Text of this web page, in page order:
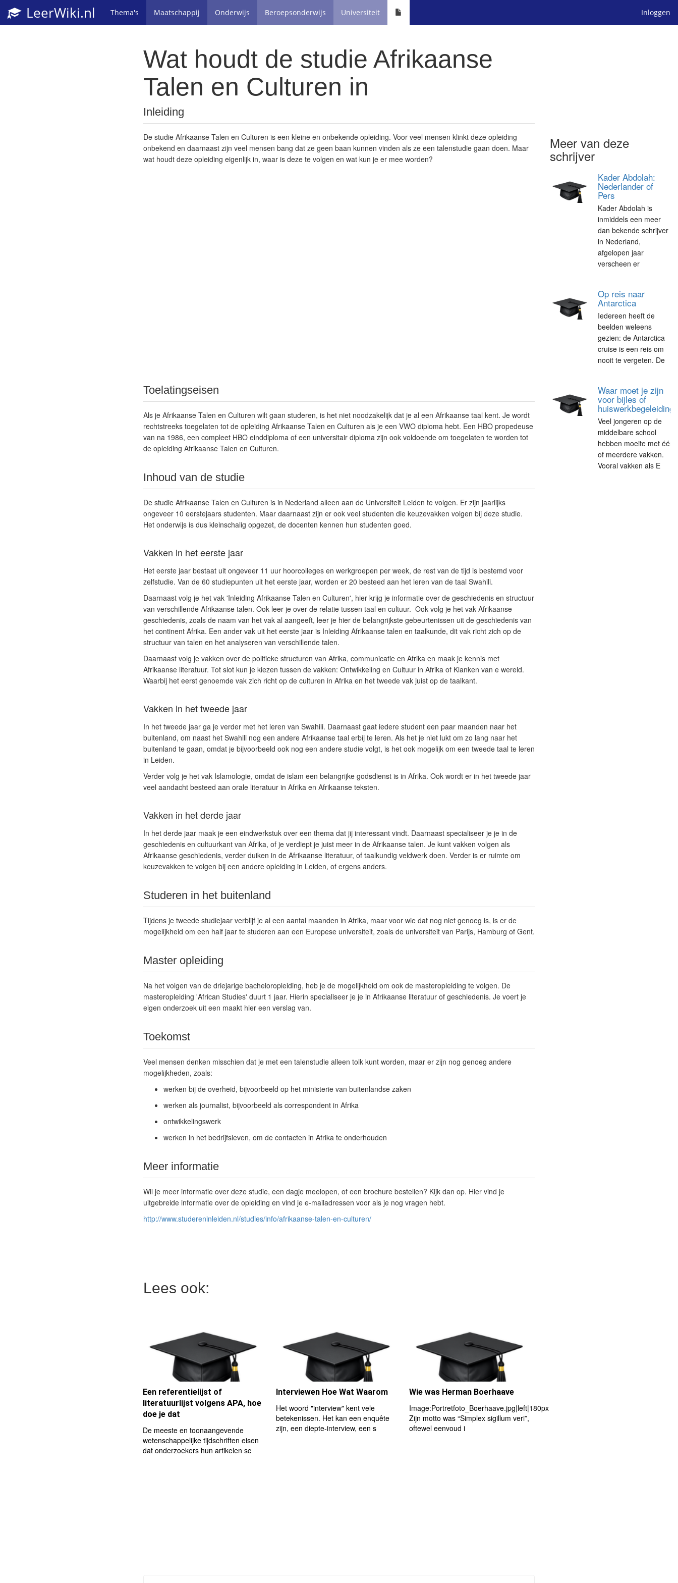
LeerWiki.nl Thema's Maatschappij Onderwijs Beroepsonderwijs Universiteit Inloggen
Wat houdt de studie Afrikaanse
Talen en Culturen in
Inleiding
De studie Afrikaanse Talen en Culturen is een kleine en onbekende opleiding. Voor veel mensen klinkt deze opleiding
onbekend en daarnaast zijn veel mensen bang dat ze geen baan kunnen vinden als ze een talenstudie gaan doen. Maar
wat houdt deze opleiding eigenlijk in, waar is deze te volgen en wat kun je er mee worden?
Toelatingseisen
Als je Afrikaanse Talen en Culturen wilt gaan studeren, is het niet noodzakelijk dat je al een Afrikaanse taal kent. Je wordt
rechtstreeks toegelaten tot de opleiding Afrikaanse Talen en Culturen als je een VWO diploma hebt. Een HBO propedeuse
van na 1986, een compleet HBO einddiploma of een universitair diploma zijn ook voldoende om toegelaten te worden tot
de opleiding Afrikaanse Talen en Culturen.
Inhoud van de studie
De studie Afrikaanse Talen en Culturen is in Nederland alleen aan de Universiteit Leiden te volgen. Er zijn jaarlijks
ongeveer 10 eerstejaars studenten. Maar daarnaast zijn er ook veel studenten die keuzevakken volgen bij deze studie.
Het onderwijs is dus kleinschalig opgezet, de docenten kennen hun studenten goed.
Vakken in het eerste jaar
Het eerste jaar bestaat uit ongeveer 11 uur hoorcolleges en werkgroepen per week, de rest van de tijd is bestemd voor
zelfstudie. Van de 60 studiepunten uit het eerste jaar, worden er 20 besteed aan het leren van de taal Swahili.
Daarnaast volg je het vak 'Inleiding Afrikaanse Talen en Culturen', hier krijg je informatie over de geschiedenis en structuur
van verschillende Afrikaanse talen. Ook leer je over de relatie tussen taal en cultuur. Ook volg je het vak Afrikaanse
geschiedenis, zoals de naam van het vak al aangeeft, leer je hier de belangrijkste gebeurtenissen uit de geschiedenis van
het continent Afrika. Een ander vak uit het eerste jaar is Inleiding Afrikaanse talen en taalkunde, dit vak richt zich op de
structuur van talen en het analyseren van verschillende talen.
Daarnaast volg je vakken over de politieke structuren van Afrika, communicatie en Afrika en maak je kennis met
Afrikaanse literatuur. Tot slot kun je kiezen tussen de vakken: Ontwikkeling en Cultuur in Afrika of Klanken van e wereld.
Waarbij het eerst genoemde vak zich richt op de culturen in Afrika en het tweede vak juist op de taalkant.
Vakken in het tweede jaar
In het tweede jaar ga je verder met het leren van Swahili. Daarnaast gaat iedere student een paar maanden naar het
buitenland, om naast het Swahili nog een andere Afrikaanse taal erbij te leren. Als het je niet lukt om zo lang naar het
buitenland te gaan, omdat je bijvoorbeeld ook nog een andere studie volgt, is het ook mogelijk om een tweede taal te leren
in Leiden.
Verder volg je het vak Islamologie, omdat de islam een belangrijke godsdienst is in Afrika. Ook wordt er in het tweede jaar
veel aandacht besteed aan orale literatuur in Afrika en Afrikaanse teksten.
Vakken in het derde jaar
In het derde jaar maak je een eindwerkstuk over een thema dat jij interessant vindt. Daarnaast specialiseer je je in de
geschiedenis en cultuurkant van Afrika, of je verdiept je juist meer in de Afrikaanse talen. Je kunt vakken volgen als
Afrikaanse geschiedenis, verder duiken in de Afrikaanse literatuur, of taalkundig veldwerk doen. Verder is er ruimte om
keuzevakken te volgen bij een andere opleiding in Leiden, of ergens anders.
Studeren in het buitenland
Tijdens je tweede studiejaar verblijf je al een aantal maanden in Afrika, maar voor wie dat nog niet genoeg is, is er de
mogelijkheid om een half jaar te studeren aan een Europese universiteit, zoals de universiteit van Parijs, Hamburg of Gent.
Master opleiding
Na het volgen van de driejarige bacheloropleiding, heb je de mogelijkheid om ook de masteropleiding te volgen. De
masteropleiding 'African Studies' duurt 1 jaar. Hierin specialiseer je je in Afrikaanse literatuur of geschiedenis. Je voert je
eigen onderzoek uit een maakt hier een verslag van.
Toekomst
Veel mensen denken misschien dat je met een talenstudie alleen tolk kunt worden, maar er zijn nog genoeg andere
mogelijkheden, zoals:
werken bij de overheid, bijvoorbeeld op het ministerie van buitenlandse zaken
werken als journalist, bijvoorbeeld als correspondent in Afrika
ontwikkelingswerk
werken in het bedrijfsleven, om de contacten in Afrika te onderhouden
Meer informatie
Wil je meer informatie over deze studie, een dagje meelopen, of een brochure bestellen? Kijk dan op. Hier vind je
uitgebreide informatie over de opleiding en vind je e-mailadressen voor als je nog vragen hebt.
http://www.studereninleiden.nl/studies/info/afrikaanse-talen-en-culturen/
Lees ook:
Een referentielijst of
literatuurlijst volgens APA, hoe
doe je dat
De meeste en toonaangevende
wetenschappelijke tijdschriften eisen
dat onderzoekers hun artikelen sc
Interviewen Hoe Wat Waarom
Het woord "interview" kent vele
betekenissen. Het kan een enquête
zijn, een diepte-interview, een s
Wie was Herman Boerhaave
Image:Portretfoto_Boerhaave.jpg|left|180px
Zijn motto was “Simplex sigillum veri”,
oftewel eenvoud i
Meer van deze
schrijver
Kader Abdolah:
Nederlander of
Pers
Kader Abdolah is
inmiddels een meer
dan bekende schrijver
in Nederland,
afgelopen jaar
verscheen er
Op reis naar
Antarctica
Iedereen heeft de
beelden weleens
gezien: de Antarctica
cruise is een reis om
nooit te vergeten. De
Waar moet je zijn
voor bijles of
huiswerkbegeleiding
Veel jongeren op de
middelbare school
hebben moeite met één
of meerdere vakken.
Vooral vakken als E